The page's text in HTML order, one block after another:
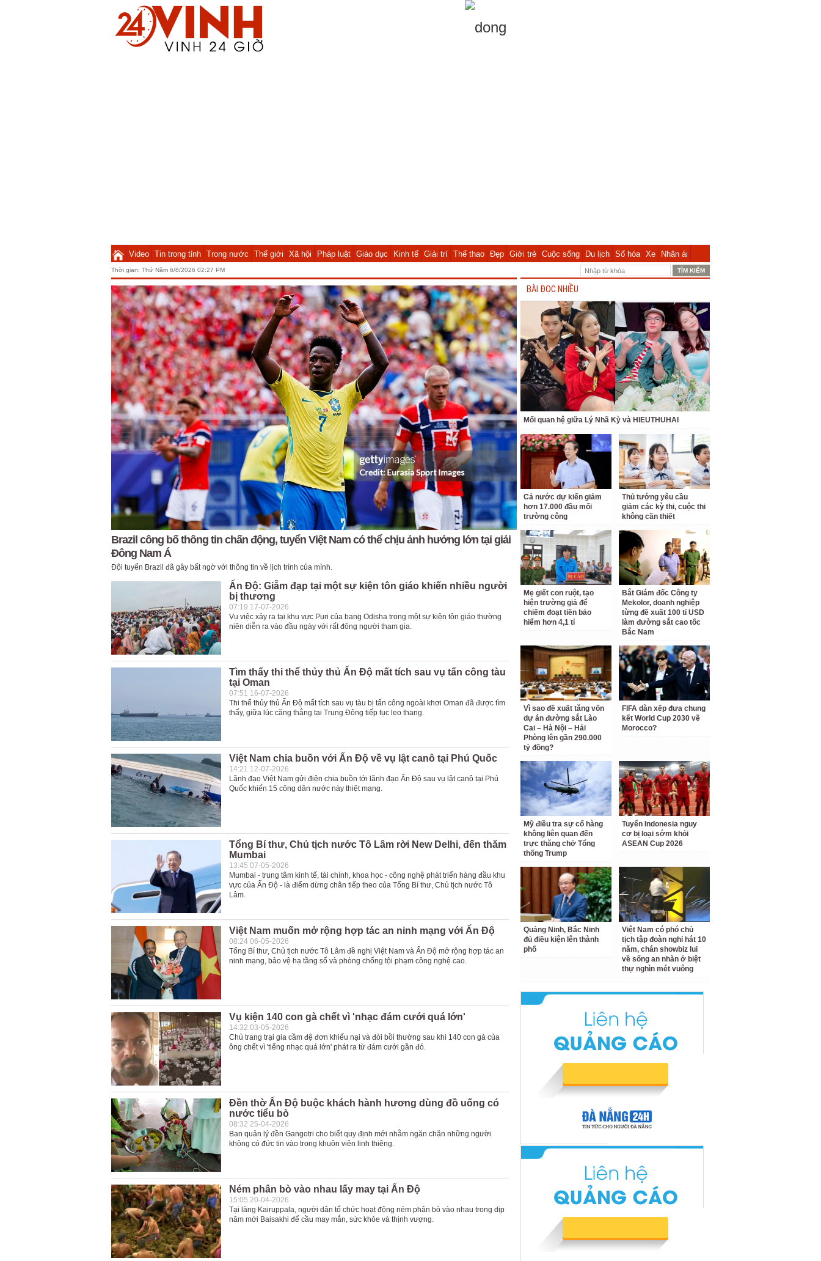
Video Tin trong tỉnh Trong nước Thế giới Xã hội Pháp luật Giáo dục Kinh tế Giải trí Thể thao Đẹp Giới trẻ Cuộc sống Du lịch Số hóa Xe Nhân ái
Thời gian: Thứ Năm 6/8/2026 02:27 PM
Brazil công bố thông tin chấn động, tuyển Việt Nam có thể chịu ảnh hưởng lớn tại giải
Đông Nam Á
Đội tuyển Brazil đã gây bất ngờ với thông tin về lịch trình của mình.
Ấn Độ: Giẫm đạp tại một sự kiện tôn giáo khiến nhiều người
bị thương
07:19 17-07-2026
Vụ việc xảy ra tại khu vực Puri của bang Odisha trong một sự kiện tôn giáo thường
niên diễn ra vào đầu ngày với rất đông người tham gia.
Tìm thấy thi thể thủy thủ Ấn Độ mất tích sau vụ tấn công tàu
tại Oman
07:51 16-07-2026
Thi thể thủy thủ Ấn Độ mất tích sau vụ tàu bị tấn công ngoài khơi Oman đã được tìm
thấy, giữa lúc căng thẳng tại Trung Đông tiếp tục leo thang.
Việt Nam chia buồn với Ấn Độ về vụ lật canô tại Phú Quốc
14:21 12-07-2026
Lãnh đạo Việt Nam gửi điện chia buồn tới lãnh đạo Ấn Độ sau vụ lật canô tại Phú
Quốc khiến 15 công dân nước này thiệt mạng.
Tổng Bí thư, Chủ tịch nước Tô Lâm rời New Delhi, đến thăm
Mumbai
13:45 07-05-2026
Mumbai - trung tâm kinh tế, tài chính, khoa học - công nghệ phát triển hàng đầu khu
vực của Ấn Độ - là điểm dừng chân tiếp theo của Tổng Bí thư, Chủ tịch nước Tô
Lâm.
Việt Nam muốn mở rộng hợp tác an ninh mạng với Ấn Độ
08:24 06-05-2026
Tổng Bí thư, Chủ tịch nước Tô Lâm đề nghị Việt Nam và Ấn Độ mở rộng hợp tác an
ninh mạng, bảo vệ hạ tầng số và phòng chống tội phạm công nghệ cao.
Vụ kiện 140 con gà chết vì 'nhạc đám cưới quá lớn'
14:32 03-05-2026
Chủ trang trại gia cầm đệ đơn khiếu nại và đòi bồi thường sau khi 140 con gà của
ông chết vì 'tiếng nhạc quá lớn' phát ra từ đám cưới gần đó.
Đền thờ Ấn Độ buộc khách hành hương dùng đồ uống có
nước tiểu bò
08:32 25-04-2026
Ban quản lý đền Gangotri cho biết quy định mới nhằm ngăn chặn những người
không có đức tin vào trong khuôn viên linh thiêng.
Ném phân bò vào nhau lấy may tại Ấn Độ
15:05 20-04-2026
Tại làng Kairuppala, người dân tổ chức hoạt động ném phân bò vào nhau trong dịp
năm mới Baisakhi để cầu may mắn, sức khỏe và thịnh vượng.
BÀI ĐỌC NHIỀU
Mối quan hệ giữa Lý Nhã Kỳ và HIEUTHUHAI
Cả nước dự kiến giảm
hơn 17.000 đầu mối
trường công
Thủ tướng yêu cầu
giảm các kỳ thi, cuộc thi
không cần thiết
Mẹ giết con ruột, tạo
hiện trường giả để
chiếm đoạt tiền bảo
hiểm hơn 4,1 tỉ
Bắt Giám đốc Công ty
Mekolor, doanh nghiệp
từng đề xuất 100 tỉ USD
làm đường sắt cao tốc
Bắc Nam
Vì sao đề xuất tăng vốn
dự án đường sắt Lào
Cai – Hà Nội – Hải
Phòng lên gần 290.000
tỷ đồng?
FIFA dàn xếp đưa chung
kết World Cup 2030 về
Morocco?
Mỹ điều tra sự cố hàng
không liên quan đến
trực thăng chở Tổng
thống Trump
Tuyển Indonesia nguy
cơ bị loại sớm khỏi
ASEAN Cup 2026
Quảng Ninh, Bắc Ninh
đủ điều kiện lên thành
phố
Việt Nam có phó chủ
tịch tập đoàn nghỉ hát 10
năm, chán showbiz lui
về sống an nhàn ở biệt
thự nghìn mét vuông